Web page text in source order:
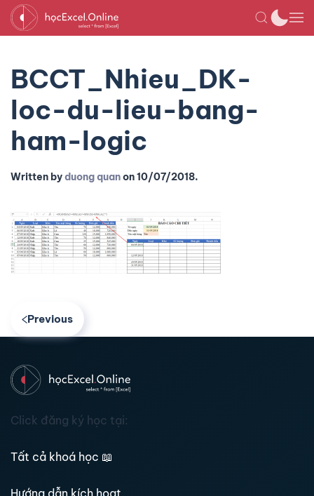
BCCT_Nhieu_DK-
loc-du-lieu-bang-
ham-logic
Written byduong quanon10/07/2018.
Previous
Click đăng ký học tại:
Tất cả khoá học 📖